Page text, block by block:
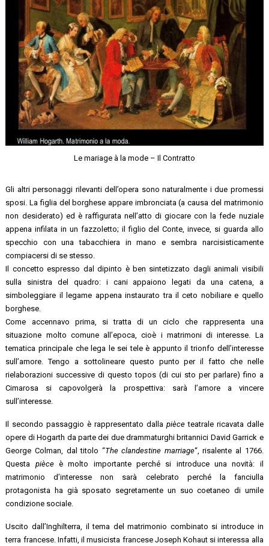
Le mariage à la mode – Il Contratto
Gli altri personaggi rilevanti dell’opera sono naturalmente i due promessi
sposi. La figlia del borghese appare imbronciata (a causa del matrimonio
non desiderato) ed è raffigurata nell’atto di giocare con la fede nuziale
appena infilata in un fazzoletto; il figlio del Conte, invece, si guarda allo
specchio con una tabacchiera in mano e sembra narcisisticamente
compiacersi di se stesso.
Il concetto espresso dal dipinto è ben sintetizzato dagli animali visibili
sulla sinistra del quadro: i cani appaiono legati da una catena, a
simboleggiare il legame appena instaurato tra il ceto nobiliare e quello
borghese.
Come accennavo prima, si tratta di un ciclo che rappresenta una
situazione molto comune all’epoca, cioè i matrimoni di interesse. La
tematica principale che lega le sei tele è appunto il trionfo dell’interesse
sull’amore. Tengo a sottolineare questo punto per il fatto che nelle
rielaborazioni successive di questo topos (di cui sto per parlare) fino a
Cimarosa si capovolgerà la prospettiva: sarà l’amore a vincere
sull’interesse.
Il secondo passaggio è rappresentato dalla pièceteatrale ricavata dalle
opere di Hogarth da parte dei due drammaturghi britannici David Garrick e
George Colman, dal titolo “The clandestine marriage“, risalente al 1766.
Questa pièceè molto importante perché si introduce una novità: il
matrimonio d’interesse non sarà celebrato perché la fanciulla
protagonista ha già sposato segretamente un suo coetaneo di umile
condizione sociale.
Uscito dall’Inghilterra, il tema del matrimonio combinato si introduce in
terra francese. Infatti, il musicista francese Joseph Kohaut si interessa alla